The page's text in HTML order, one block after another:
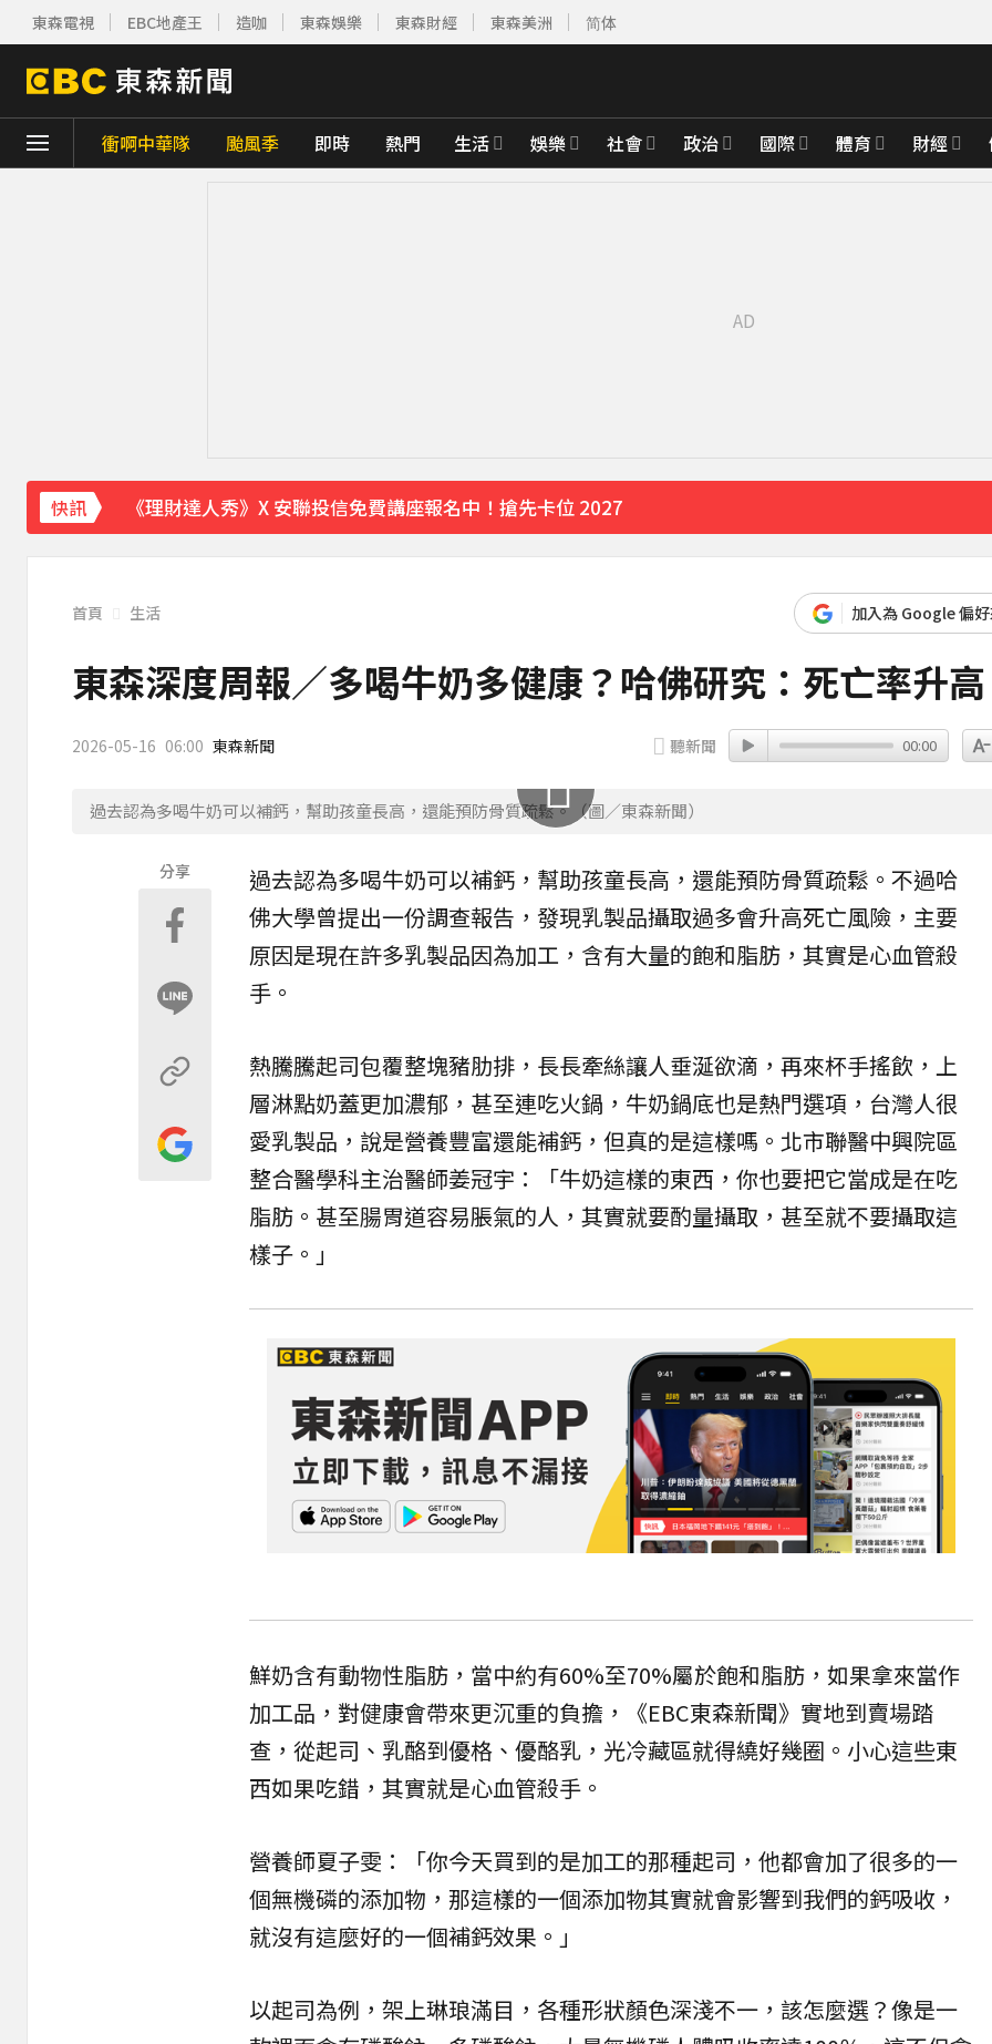
東森電視 EBC地產王 造咖 東森娛樂 東森財經 東森美洲 简体
衝啊中華隊 颱風季 即時 熱門 生活 娛樂 社會 政治 國際 體育 財經
快訊
《理財達人秀》X 安聯投信免費講座報名中！搶先卡位 2027
下載東森App，隨時掌握天下大小事！
路透：伊朗警告波灣國家 美再動武恐危及區域能源設施
首頁 生活 加入為 Google 偏
東森深度周報／多喝牛奶多健康？哈佛研究：死亡率升高
2026-05-16 06:00 東森新聞 聽新聞 00:00
過去認為多喝牛奶可以補鈣，幫助孩童長高，還能預防骨質疏鬆。（圖／東森新聞）
分享 過去認為多喝牛奶可以補鈣，幫助孩童長高，還能預防骨質疏鬆。不過哈
佛大學曾提出一份調查報告，發現乳製品攝取過多會升高死亡風險，主要
原因是現在許多乳製品因為加工，含有大量的飽和脂肪，其實是心血管殺
手。
熱騰騰起司包覆整塊豬肋排，長長牽絲讓人垂涎欲滴，再來杯手搖飲，上
層淋點奶蓋更加濃郁，甚至連吃火鍋，牛奶鍋底也是熱門選項，台灣人很
愛乳製品，說是營養豐富還能補鈣，但真的是這樣嗎。北市聯醫中興院區
整合醫學科主治醫師姜冠宇：「牛奶這樣的東西，你也要把它當成是在吃
脂肪。甚至腸胃道容易脹氣的人，其實就要酌量攝取，甚至就不要攝取這
樣子。」
鮮奶含有動物性脂肪，當中約有60%至70%屬於飽和脂肪，如果拿來當作
加工品，對健康會帶來更沉重的負擔，《EBC東森新聞》實地到賣場踏
查，從起司、乳酪到優格、優酪乳，光冷藏區就得繞好幾圈。小心這些東
西如果吃錯，其實就是心血管殺手。
營養師夏子雯：「你今天買到的是加工的那種起司，他都會加了很多的一
個無機磷的添加物，那這樣的一個添加物其實就會影響到我們的鈣吸收，
就沒有這麼好的一個補鈣效果。」
以起司為例，架上琳琅滿目，各種形狀顏色深淺不一，該怎麼選？像是一